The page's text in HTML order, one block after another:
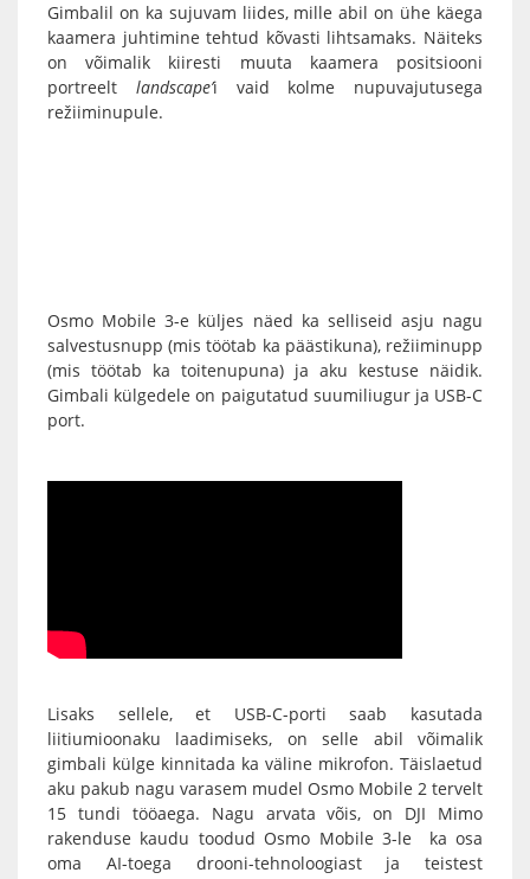
Gimbalil on ka sujuvam liides, mille abil on ühe käega
kaamera juhtimine tehtud kõvasti lihtsamaks. Näiteks
on võimalik kiiresti muuta kaamera positsiooni
portreelt landscape’i vaid kolme nupuvajutusega
režiiminupule.
Osmo Mobile 3-e küljes näed ka selliseid asju nagu
salvestusnupp (mis töötab ka päästikuna), režiiminupp
(mis töötab ka toitenupuna) ja aku kestuse näidik.
Gimbali külgedele on paigutatud suumiliugur ja USB-C
port.
Lisaks sellele, et USB-C-porti saab kasutada
liitiumioonaku laadimiseks, on selle abil võimalik
gimbali külge kinnitada ka väline mikrofon. Täislaetud
aku pakub nagu varasem mudel Osmo Mobile 2 tervelt
15 tundi tööaega. Nagu arvata võis, on DJI Mimo
rakenduse kaudu toodud Osmo Mobile 3-le ka osa
oma AI-toega drooni-tehnoloogiast ja teistest